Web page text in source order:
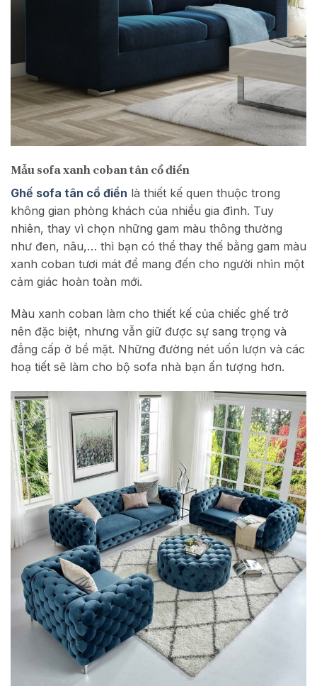
Mẫu sofa xanh coban tân cổ điển
Ghế sofa tân cổ điển là thiết kế quen thuộc trong
không gian phòng khách của nhiều gia đình. Tuy
nhiên, thay vì chọn những gam màu thông thường
như đen, nâu,… thì bạn có thể thay thế bằng gam màu
xanh coban tươi mát để mang đến cho người nhìn một
cảm giác hoàn toàn mới.
Màu xanh coban làm cho thiết kế của chiếc ghế trở
nên đặc biệt, nhưng vẫn giữ được sự sang trọng và
đẳng cấp ở bề mặt. Những đường nét uốn lượn và các
hoạ tiết sẽ làm cho bộ sofa nhà bạn ấn tượng hơn.